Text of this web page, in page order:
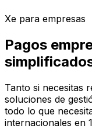
Xe para empresas
Pagos
Tanto si necesitas
soluciones de
todo lo que
internacionales en